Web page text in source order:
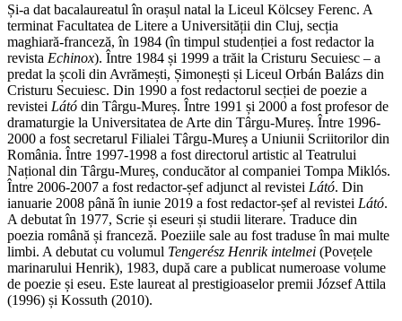
Și-a dat bacalaureatul în orașul natal la Liceul Kölcsey Ferenc. A
terminat Facultatea de Litere a Universității din Cluj, secția
maghiară-franceză, în 1984 (în timpul studenției a fost redactor la
revista Echinox). Între 1984 și 1999 a trăit la Cristuru Secuiesc – a
predat la școli din Avrămești, Șimonești și Liceul Orbán Balázs din
Cristuru Secuiesc. Din 1990 a fost redactorul secției de poezie a
revistei Látó din Târgu-Mureș. Între 1991 și 2000 a fost profesor de
dramaturgie la Universitatea de Arte din Târgu-Mureș. Între 1996-
2000 a fost secretarul Filialei Târgu-Mureș a Uniunii Scriitorilor din
România. Între 1997-1998 a fost directorul artistic al Teatrului
Național din Târgu-Mureș, conducător al companiei Tompa Miklós.
Între 2006-2007 a fost redactor-șef adjunct al revistei Látó. Din
ianuarie 2008 până în iunie 2019 a fost redactor-șef al revistei Látó.
A debutat în 1977, Scrie și eseuri și studii literare. Traduce din
poezia română și franceză. Poeziile sale au fost traduse în mai multe
limbi. A debutat cu volumul Tengerész Henrik intelmei (Povețele
marinarului Henrik), 1983, după care a publicat numeroase volume
de poezie și eseu. Este laureat al prestigioaselor premii József Attila
(1996) și Kossuth (2010).